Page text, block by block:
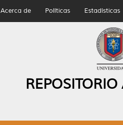
Acerca de Políticas Estadísticas